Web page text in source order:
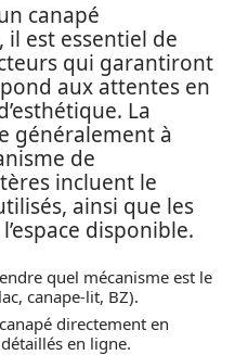
canapé
est essentiel de
qui garantiront
aux attentes en
La
généralement à
de
incluent le
ainsi que les
disponible.
quel mécanisme est le
canape-lit, BZ).
directement en
en ligne.